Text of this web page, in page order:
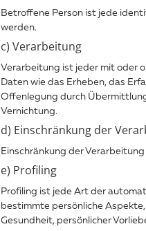
Betroffene Person ist jede
werden.
c) Verarbeitung
Verarbeitung ist jeder mit oder
Daten wie das Erheben, das
Offenlegung durch
Vernichtung.
d) Einschränkung der
Einschränkung der
e) Profiling
Profiling ist jede Art der
bestimmte persönliche
Gesundheit, persönlicher